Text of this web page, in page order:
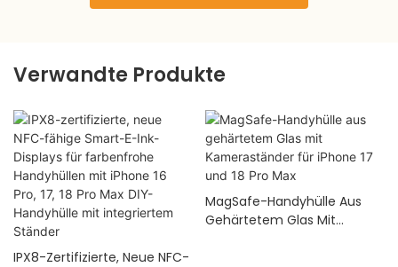
Verwandte Produkte
IPX8-Zertifizierte, Neue NFC-
MagSafe-Handyhülle Aus
Gehärtetem Glas Mit